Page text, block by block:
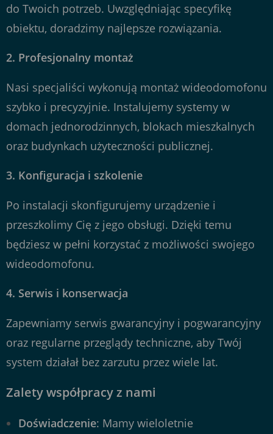
do Twoich potrzeb. Uwzględniając specyfikę
obiektu, doradzimy najlepsze rozwiązania.
2. Profesjonalny montaż
Nasi specjaliści wykonują montaż wideodomofonu
szybko i precyzyjnie. Instalujemy systemy w
domach jednorodzinnych, blokach mieszkalnych
oraz budynkach użyteczności publicznej.
3. Konfiguracja i szkolenie
Po instalacji skonfigurujemy urządzenie i
przeszkolimy Cię z jego obsługi. Dzięki temu
będziesz w pełni korzystać z możliwości swojego
wideodomofonu.
4. Serwis i konserwacja
Zapewniamy serwis gwarancyjny i pogwarancyjny
oraz regularne przeglądy techniczne, aby Twój
system działał bez zarzutu przez wiele lat.
Zalety współpracy z nami
Doświadczenie: Mamy wieloletnie